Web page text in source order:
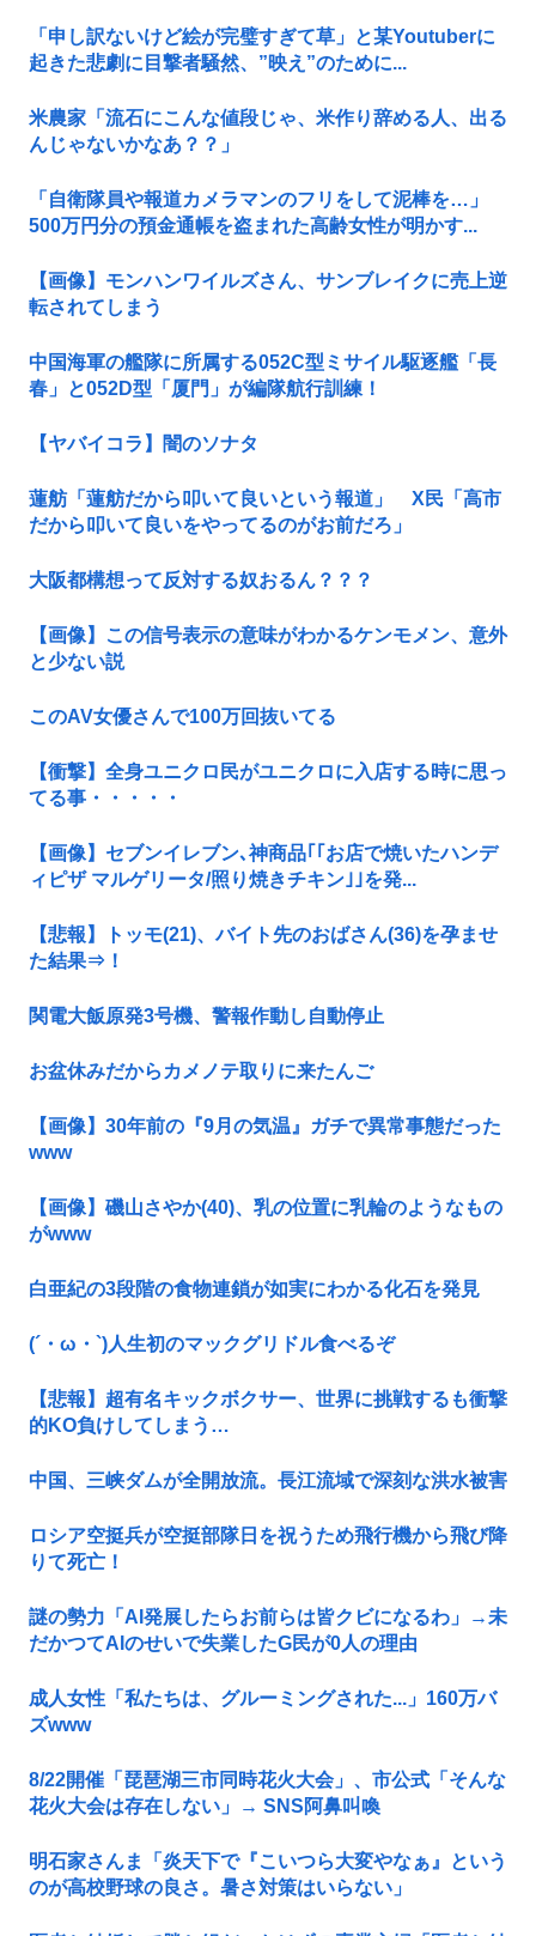
「申し訳ないけど絵が完璧すぎて草」と某Youtuberに
起きた悲劇に目撃者騒然、”映え”のために...
米農家「流石にこんな値段じゃ、米作り辞める人、出る
んじゃないかなあ？？」
「自衛隊員や報道カメラマンのフリをして泥棒を…」
500万円分の預金通帳を盗まれた高齢女性が明かす...
【画像】モンハンワイルズさん、サンブレイクに売上逆
転されてしまう
中国海軍の艦隊に所属する052C型ミサイル駆逐艦「長
春」と052D型「厦門」が編隊航行訓練！
【ヤバイコラ】闇のソナタ
蓮舫「蓮舫だから叩いて良いという報道」 X民「高市
だから叩いて良いをやってるのがお前だろ」
大阪都構想って反対する奴おるん？？？
【画像】この信号表示の意味がわかるケンモメン、意外
と少ない説
このAV女優さんで100万回抜いてる
【衝撃】全身ユニクロ民がユニクロに入店する時に思っ
てる事・・・・・
【画像】セブンイレブン､神商品｢｢お店で焼いたハンデ
ィピザ マルゲリータ/照り焼きチキン｣｣を発...
【悲報】トッモ(21)、バイト先のおばさん(36)を孕ませ
た結果⇒！
関電大飯原発3号機、警報作動し自動停止
お盆休みだからカメノテ取りに来たんご
【画像】30年前の『9月の気温』ガチで異常事態だった
www
【画像】磯山さやか(40)、乳の位置に乳輪のようなもの
がwww
白亜紀の3段階の食物連鎖が如実にわかる化石を発見
(´・ω・`)人生初のマックグリドル食べるぞ
【悲報】超有名キックボクサー、世界に挑戦するも衝撃
的KO負けしてしまう…
中国、三峡ダムが全開放流。長江流域で深刻な洪水被害
ロシア空挺兵が空挺部隊日を祝うため飛行機から飛び降
りて死亡！
謎の勢力「AI発展したらお前らは皆クビになるわ」→未
だかつてAIのせいで失業したG民が0人の理由
成人女性「私たちは、グルーミングされた...」160万バ
ズwww
8/22開催「琵琶湖三市同時花火大会」、市公式「そんな
花火大会は存在しない」→ SNS阿鼻叫喚
明石家さんま「炎天下で『こいつら大変やなぁ』という
のが高校野球の良さ。暑さ対策はいらない」